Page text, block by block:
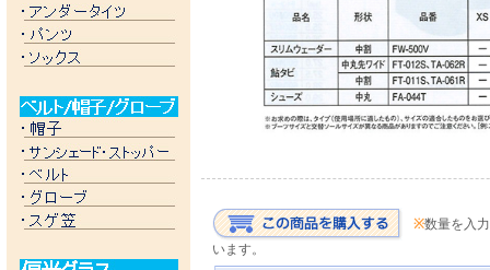
※数量を入
います。